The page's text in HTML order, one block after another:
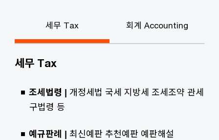
세무 Tax 회계 Accounting
세무 Tax
조세법령 | 개정세법 국세 지방세 조세조약 관세
구법령 등
예규판례 | 최신예판 추천예판 예판해설